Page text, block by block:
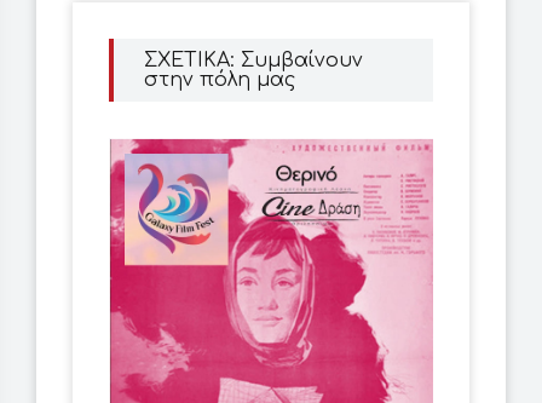
ΣΧΕΤΙΚΑ: Συμβαίνουν
στην πόλη μας